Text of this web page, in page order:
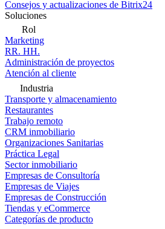
Consejos y actualizaciones de Bitrix24
Soluciones
Rol
Marketing
RR. HH.
Administración de proyectos
Atención al cliente
Industria
Transporte y almacenamiento
Restaurantes
Trabajo remoto
CRM inmobiliario
Organizaciones Sanitarias
Práctica Legal
Sector inmobiliario
Empresas de Consultoría
Empresas de Viajes
Empresas de Construcción
Tiendas y eCommerce
Categorías de producto